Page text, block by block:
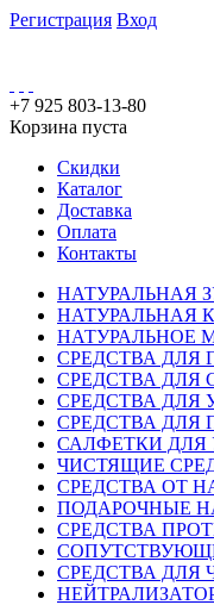
Регистрация Вход
+7 925 803-13-80
Корзина пуста
Скидки
Каталог
Доставка
Оплата
Контакты
НАТУРАЛЬНАЯ
НАТУРАЛЬНАЯ
НАТУРАЛЬНОЕ
СРЕДСТВА ДЛЯ
СРЕДСТВА ДЛЯ
СРЕДСТВА ДЛЯ
СРЕДСТВА ДЛЯ
САЛФЕТКИ ДЛЯ
ЧИСТЯЩИЕ
СРЕДСТВА ОТ
ПОДАРОЧНЫЕ
СРЕДСТВА
СРЕДСТВА ДЛЯ